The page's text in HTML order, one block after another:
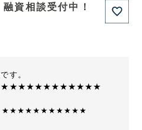
資相談受付中！
す。
★★★★★★★★★★★★★